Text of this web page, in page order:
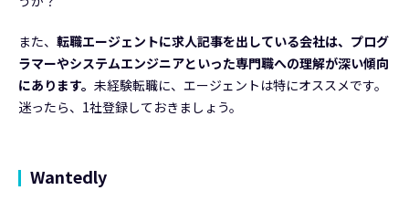
また、 転職エージェントに求人記事を出している会社は、プログ
ラマーやシステムエンジニアといった専門職への理解が深い傾向
にあります。 未経験転職に、エージェントは特にオススメです。
迷ったら、1社登録しておきましょう。
Wantedly